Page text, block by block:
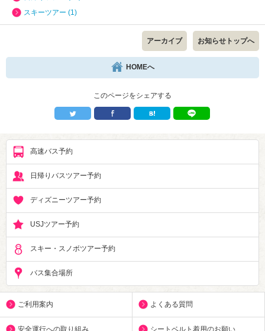
スキーツアー (1)
アーカイブ お知らせトップへ
HOMEへ
このページをシェアする
高速バス予約
日帰りバスツアー予約
ディズニーツアー予約
USJツアー予約
スキー・スノボツアー予約
バス集合場所
ご利用案内 よくある質問
安全運行への取り組み シートベルト着用のお願い